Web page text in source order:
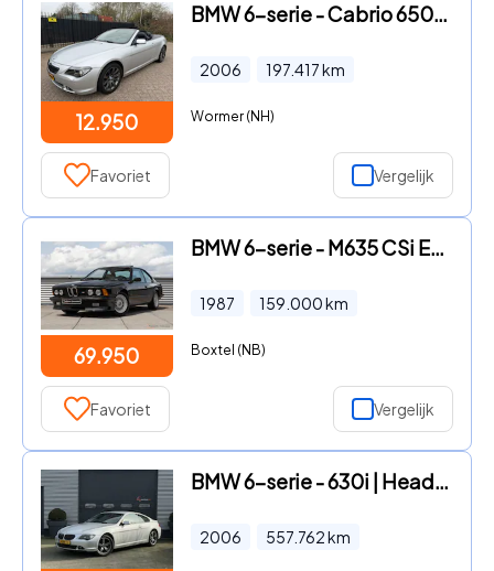
12.950
BMW 6-serie - Cabrio 650i High Executive Sportleer/Clima/Stoelverw/Navi/Cr
2006 197.417km
Wormer (NH)
Favoriet Vergelijk
69.950
BMW 6-serie - M635 CSi E24 | 159.000KM | Sunroof | A/C | Shadow Line
1987 159.000km
Boxtel (NB)
Favoriet Vergelijk
BMW 6-serie - 630i | Head-Up Display | Lederen Bekleding | Stoelverwarming
2006 557.762km